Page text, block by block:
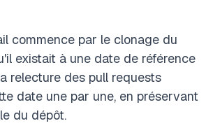
commence par le clonage du
existait à une date de référence
relecture des pull requests
date une par une, en préservant
du dépôt.